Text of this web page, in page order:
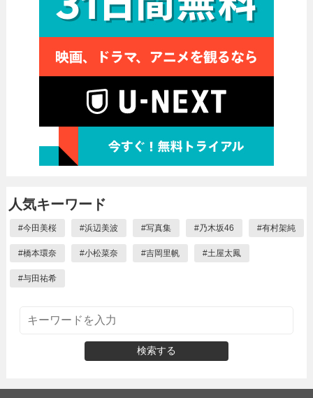
人気キーワード
#今田美桜 #浜辺美波 #写真集 #乃木坂46 #有村架純
#橋本環奈 #小松菜奈 #吉岡里帆 #土屋太鳳
#与田祐希
検索する